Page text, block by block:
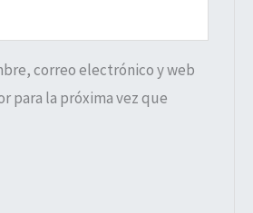
correo electrónico y web
para la próxima vez que